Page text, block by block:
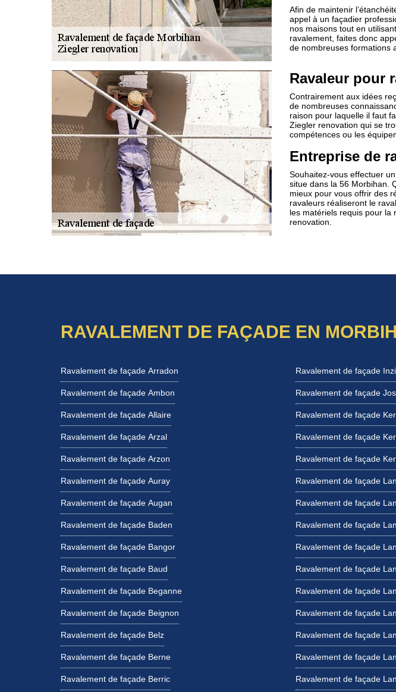
Afin de maintenir
appel à un façadier
nos maisons tout en
ravalement, faites donc
de nombreuses formations
Ravaleur pour
Contrairement aux idées
de nombreuses
raison pour laquelle il faut
Ziegler renovation qui se
compétences ou les
Entreprise de
Souhaitez-vous effectuer
situe dans la 56 Morbihan.
mieux pour vous offrir des
ravaleurs réaliseront le
les matériels requis pour la
renovation.
RAVALEMENT DE FAÇADE EN
Ravalement de façade Arradon
Ravalement de façade Ambon
Ravalement de façade Allaire
Ravalement de façade Arzal
Ravalement de façade Arzon
Ravalement de façade Auray
Ravalement de façade Augan
Ravalement de façade Baden
Ravalement de façade Bangor
Ravalement de façade Baud
Ravalement de façade Beganne
Ravalement de façade Beignon
Ravalement de façade Belz
Ravalement de façade Berne
Ravalement de façade Berric
Ravalement de façade
Ravalement de façade
Ravalement de façade
Ravalement de façade
Ravalement de façade
Ravalement de façade
Ravalement de façade
Ravalement de façade
Ravalement de façade
Ravalement de façade
Ravalement de façade
Ravalement de façade
Ravalement de façade
Ravalement de façade
Ravalement de façade